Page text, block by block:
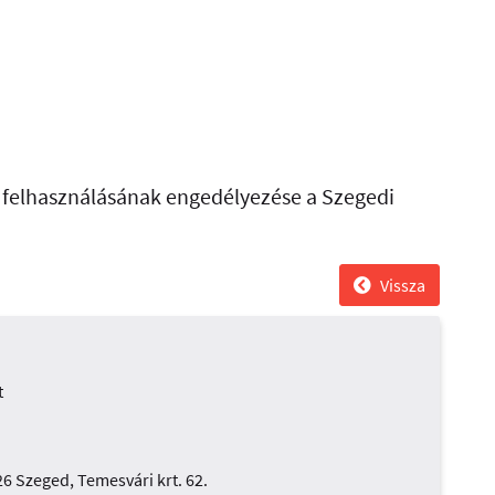
engedélyezése a Szegedi
Vissza
Szeged, Temesvári krt. 62.